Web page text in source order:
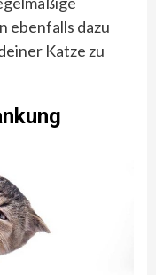
ebenfalls dazu
Katze zu